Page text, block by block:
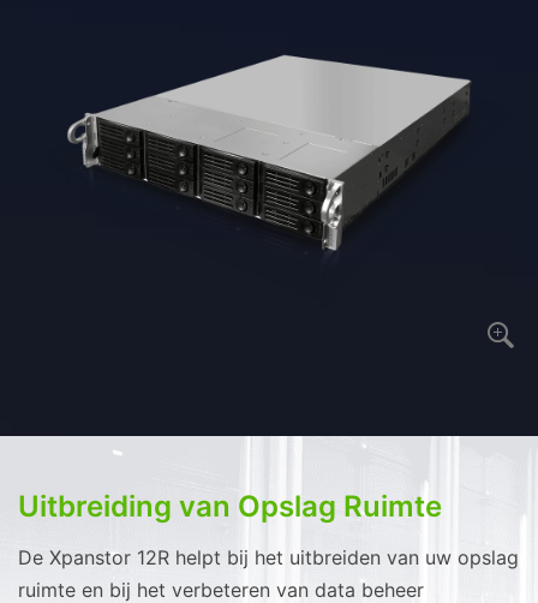
Uitbreiding van Opslag Ruimte
De Xpanstor 12R helpt bij het uitbreiden van uw opslag
ruimte en bij het verbeteren van data beheer